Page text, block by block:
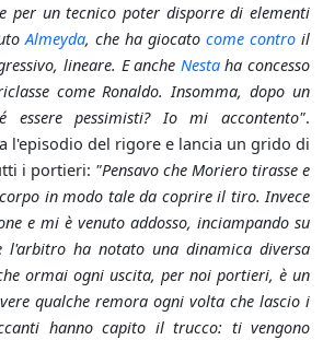
per un tecnico poter disporre di elementi
Almeyda, che ha giocato come contro il
lineare. E anche Nestaha concesso
come Ronaldo. Insomma, dopo un
essere pessimisti? Io mi accontento".
l'episodio del rigore e lancia un grido di
i portieri: "Pensavo che Moriero tirasse e
in modo tale da coprire il tiro. Invece
e mi è venuto addosso, inciampando su
l'arbitro ha notato una dinamica diversa
ormai ogni uscita, per noi portieri, è un
qualche remora ogni volta che lascio i
hanno capito il trucco: ti vengono